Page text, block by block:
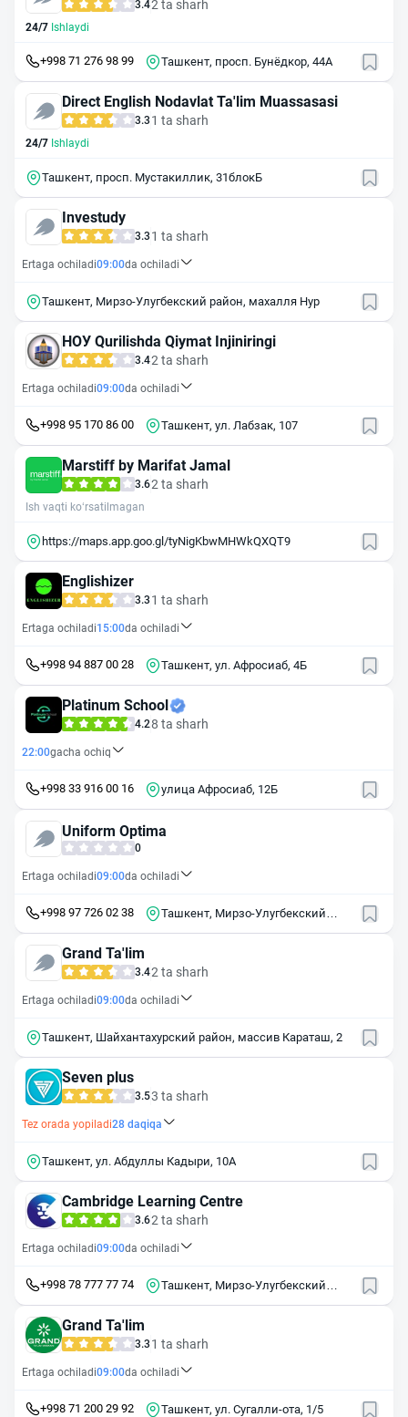
3.42 ta sharh
24/7 Ishlaydi
+998 71 276 98 99 Ташкент, просп. Бунёдкор, 44А
Direct English Nodavlat Ta'lim Muassasasi
3.3 1 ta sharh
24/7 Ishlaydi
Ташкент, просп. Мустакиллик, 31блокБ
Investudy
3.3 1 ta sharh
Ertaga ochiladi09:00da ochiladi
Ташкент, Мирзо-Улугбекский район, махалля Нур
НОУ Qurilishda Qiymat Injiniringi
3.42 ta sharh
Ertaga ochiladi09:00da ochiladi
+998 95 170 86 00 Ташкент, ул. Лабзак, 107
Marstiff by Marifat Jamal
3.62 ta sharh
Ish vaqti ko‘rsatilmagan
https://maps.app.goo.gl/tyNigKbwMHWkQXQT9
Englishizer
3.3 1 ta sharh
Ertaga ochiladi15:00da ochiladi
+998 94 887 00 28 Ташкент, ул. Афросиаб, 4Б
Platinum School
4.28 ta sharh
22:00gacha ochiq
+998 33 916 00 16 улица Афросиаб, 12Б
Uniform Optima
0
Ertaga ochiladi09:00da ochiladi
+998 97 726 02 38
Ташкент, Мирзо-Улугбекский
Grand Ta'lim
3.42 ta sharh
Ertaga ochiladi09:00da ochiladi
Ташкент, Шайхантахурский район, массив Караташ, 2
Seven plus
3.53 ta sharh
Tez orada yopiladi28 daqiqa
Ташкент, ул. Абдуллы Кадыри, 10А
Cambridge Learning Centre
3.62 ta sharh
Ertaga ochiladi09:00da ochiladi
+998 78 777 77 74
Ташкент, Мирзо-Улугбекский
Grand Ta'lim
3.3 1 ta sharh
Ertaga ochiladi09:00da ochiladi
+998 71 200 29 92 Ташкент, ул. Сугалли-ота, 1/5